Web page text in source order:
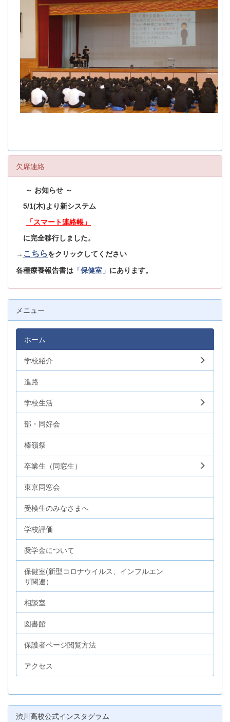
欠席連絡
～ お知らせ ～
5/1(木)より新システム
「スマート連絡帳」
に完全移行しました。
→ こちらをクリックしてください
各種療養報告書は 「保健室」 にあります。
メニュー
ホーム
学校紹介
進路
学校生活
部・同好会
榛嶺祭
卒業生（同窓生）
東京同窓会
受検生のみなさまへ
学校評価
奨学金について
保健室(新型コロナウイルス、インフルエン
ザ関連）
相談室
図書館
保護者ページ閲覧方法
アクセス
渋川高校公式インスタグラム